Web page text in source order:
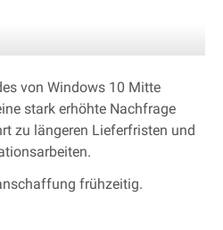
von Windows 10 Mitte
stark erhöhte Nachfrage
zu längeren Lieferfristen und
frühzeitig.